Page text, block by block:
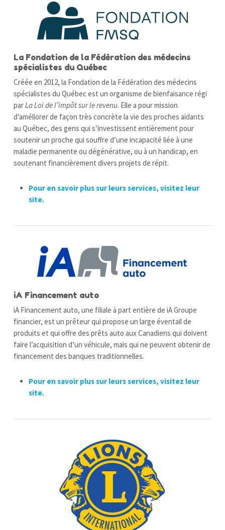
La Fondation de la Fédération des médecins
spécialistes du Québec
Créée en 2012, la Fondation de la Fédération des médecins
spécialistes du Québec est un organisme de bienfaisance régi
parLa Loi de l’impôt sur le revenu. Elle a pour mission
d’améliorer de façon très concrète la vie des proches aidants
au Québec, des gens qui s’investissent entièrement pour
soutenir un proche qui souffre d’une incapacité liée à une
maladie permanente ou dégénérative, ou à un handicap, en
soutenant financièrement divers projets de répit.
Pour en savoir plus sur leurs services, visitez leur
site.
iA Financement auto
iA Financement auto, une filiale à part entière de iA Groupe
financier, est un prêteur qui propose un large éventail de
produits et qui offre des prêts auto aux Canadiens qui doivent
faire l’acquisition d’un véhicule, mais qui ne peuvent obtenir de
financement des banques traditionnelles.
Pour en savoir plus sur leurs services, visitez leur
site.